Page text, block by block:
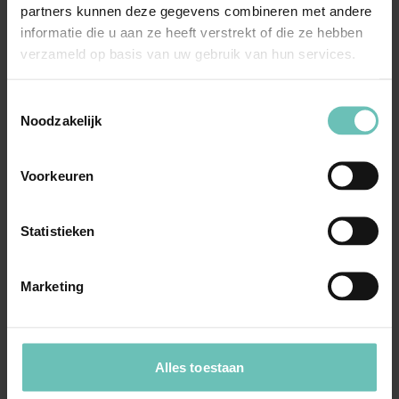
partners kunnen deze gegevens combineren met andere
informatie die u aan ze heeft verstrekt of die ze hebben
verzameld op basis van uw gebruik van hun services.
Noodzakelijk
Voorkeuren
Statistieken
Marketing
Alles toestaan
Uitspraak Hoge Raad: Intellectuele eigendom
19/02348)
ECLI:NL:HR:2021:271. Uitspraak na